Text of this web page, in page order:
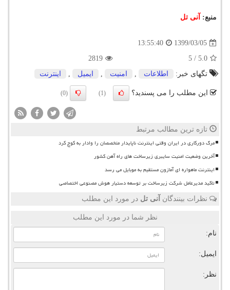
منبع: آنی تل
1399/03/05
13:55:40
5.0
/
5
2819
تگهای خبر:
اطلاعات , امنیت , ایمیل , اینترنت
این مطلب را می پسندید؟ (1)
(0)
تازه ترین مطالب مرتبط
مرگ دورکاری در ایران وقتی اینترنت ناپایدار متخصصان را وادار به کوچ کرد
آخرین وضعیت امنیت سایبری زیرساخت های راه آهن کشور
اینترنت ماهواره ای آمازون مستقیم به موبایل می رسد
تاکید مدیرعامل شرکت زیرساخت بر توسعه دستیار هوش مصنوعی اختصاصی
نظرات بینندگان آنی تل در مورد این مطلب
نظر شما در مورد این مطلب
نام:
ایمیل:
نظر: